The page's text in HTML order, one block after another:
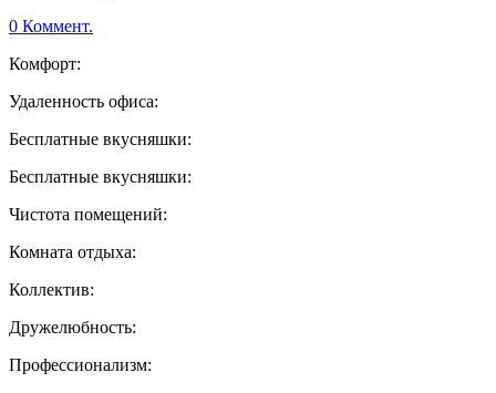
0 Коммент.
Комфорт:
Удаленность офиса:
Бесплатные вкусняшки:
Бесплатные вкусняшки:
Чистота помещений:
Комната отдыха:
Коллектив:
Дружелюбность:
Профессионализм: